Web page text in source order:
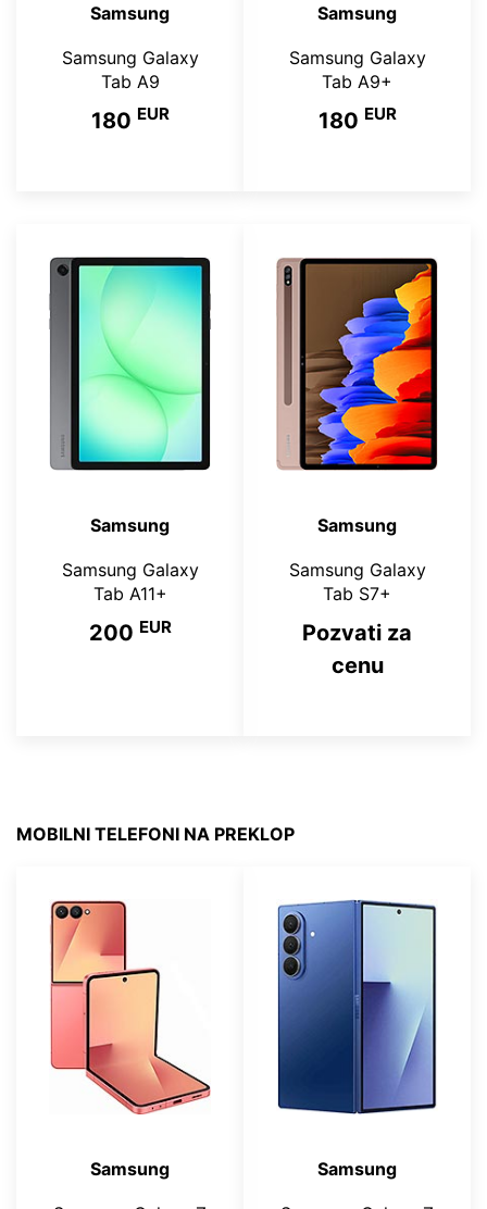
Samsung
Samsung Galaxy
Tab A9
180 EUR
Samsung
Samsung Galaxy
Tab A9+
180 EUR
Samsung
Samsung Galaxy
Tab A11+
200 EUR
Samsung
Samsung Galaxy
Tab S7+
Pozvati za
cenu
MOBILNI TELEFONI NA PREKLOP
Samsung Samsung